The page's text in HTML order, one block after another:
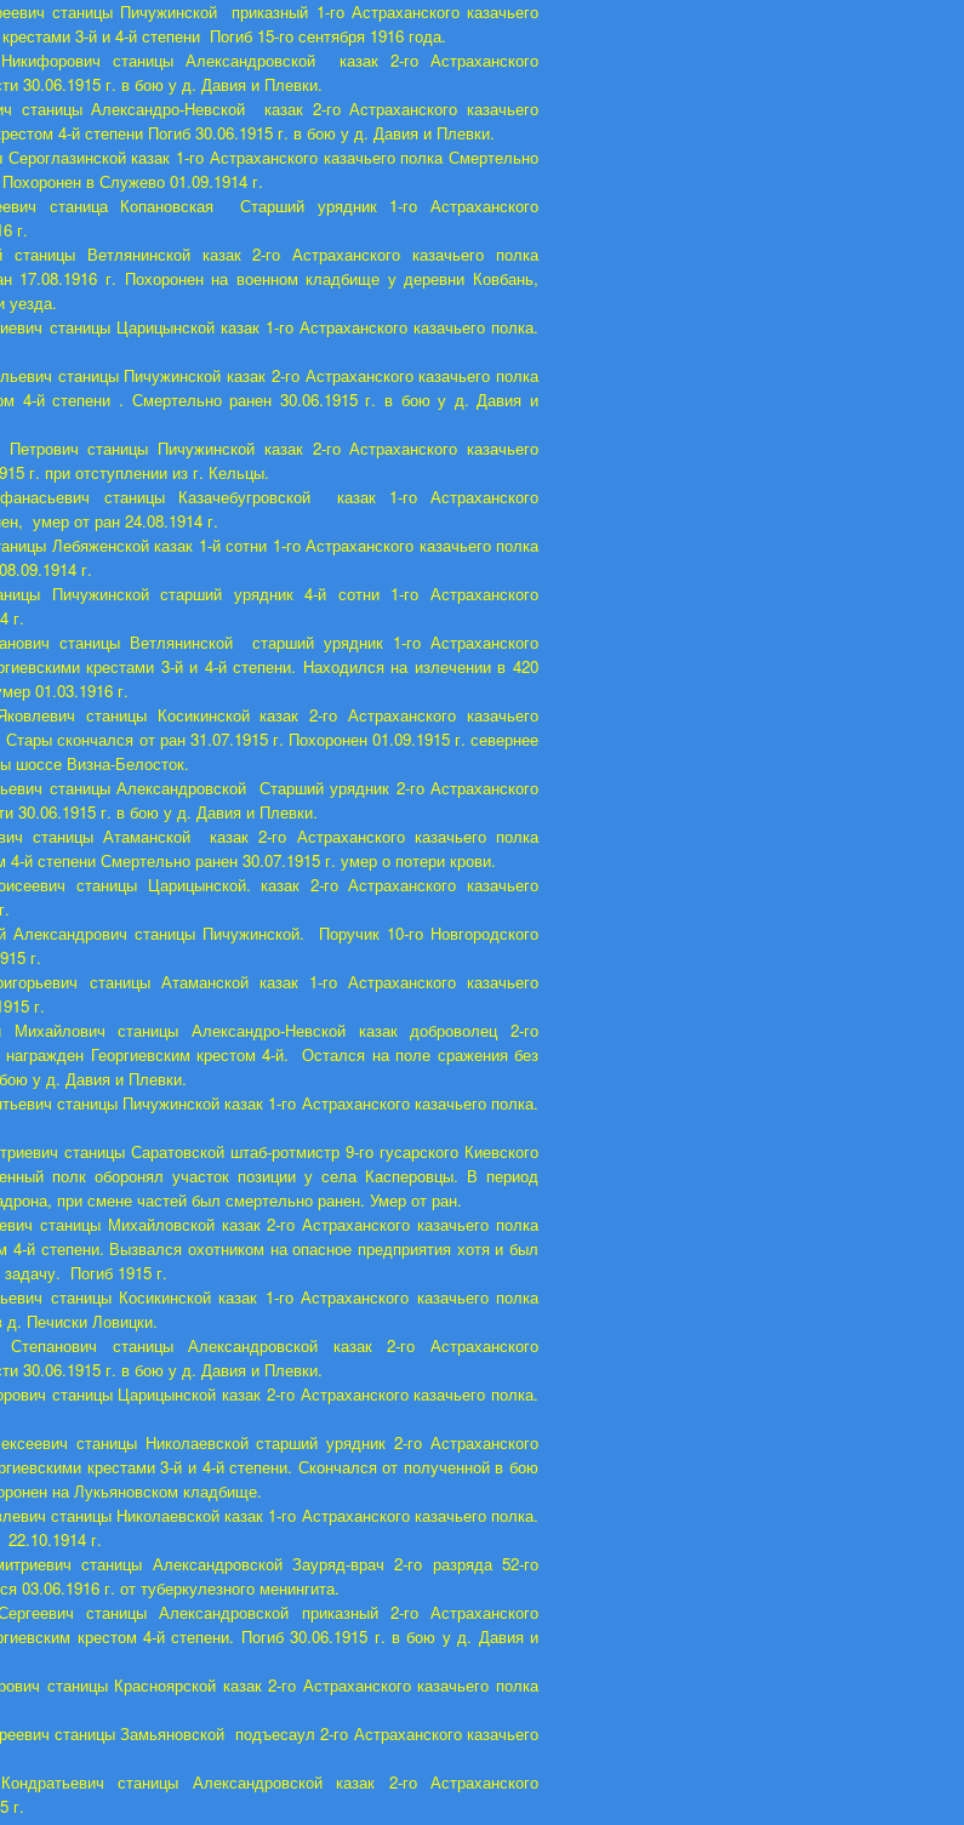
станицы Пичужинской приказный 1-го Астраханского казачьего
3-й и 4-й степени Погиб 15-го сентября 1916 года.
станицы Александровской казак 2-го Астраханского
30.06.1915 г. в бою у д. Давия и Плевки.
Александро-Невской казак 2-го Астраханского казачьего
4-й степени Погиб 30.06.1915 г. в бою у д. Давия и Плевки.
казак 1-го Астраханского казачьего полка Смертельно
в Служево 01.09.1914 г.
станица Копановская Старший урядник 1-го Астраханского
г.
Ветлянинской казак 2-го Астраханского казачьего полка
17.08.1916 г. Похоронен на военном кладбище у деревни Ковбань,
уезда.
станицы Царицынской казак 1-го Астраханского казачьего полка.
станицы Пичужинской казак 2-го Астраханского казачьего полка
4-й степени . Смертельно ранен 30.06.1915 г. в бою у д. Давия и
станицы Пичужинской казак 2-го Астраханского казачьего
г. при отступлении из г. Кельцы.
станицы Казачебугровской казак 1-го Астраханского
умер от ран 24.08.1914 г.
Лебяженской казак 1-й сотни 1-го Астраханского казачьего полка
г.
Пичужинской старший урядник 4-й сотни 1-го Астраханского
г.
станицы Ветлянинской старший урядник 1-го Астраханского
крестами 3-й и 4-й степени. Находился на излечении в 420
01.03.1916 г.
станицы Косикинской казак 2-го Астраханского казачьего
скончался от ран 31.07.1915 г. Похоронен 01.09.1915 г. севернее
шоссе Визна-Белосток.
станицы Александровской Старший урядник 2-го Астраханского
30.06.1915 г. в бою у д. Давия и Плевки.
станицы Атаманской казак 2-го Астраханского казачьего полка
4-й степени Смертельно ранен 30.07.1915 г. умер о потери крови.
станицы Царицынской. казак 2-го Астраханского казачьего
станицы Пичужинской. Поручик 10-го Новгородского
г.
станицы Атаманской казак 1-го Астраханского казачьего
г.
станицы Александро-Невской казак доброволец 2-го
награжден Георгиевским крестом 4-й. Остался на поле сражения без
у д. Давия и Плевки.
станицы Пичужинской казак 1-го Астраханского казачьего полка.
станицы Саратовской штаб-ротмистр 9-го гусарского Киевского
полк оборонял участок позиции у села Касперовцы. В период
при смене частей был смертельно ранен. Умер от ран.
станицы Михайловской казак 2-го Астраханского казачьего полка
4-й степени. Вызвался охотником на опасное предприятия хотя и был
Погиб 1915 г.
станицы Косикинской казак 1-го Астраханского казачьего полка
Печиски Ловицки.
станицы Александровской казак 2-го Астраханского
30.06.1915 г. в бою у д. Давия и Плевки.
станицы Царицынской казак 2-го Астраханского казачьего полка.
станицы Николаевской старший урядник 2-го Астраханского
крестами 3-й и 4-й степени. Скончался от полученной в бою
на Лукьяновском кладбище.
станицы Николаевской казак 1-го Астраханского казачьего полка.
г.
станицы Александровской Зауряд-врач 2-го разряда 52-го
03.06.1916 г. от туберкулезного менингита.
станицы Александровской приказный 2-го Астраханского
крестом 4-й степени. Погиб 30.06.1915 г. в бою у д. Давия и
станицы Красноярской казак 2-го Астраханского казачьего полка
станицы Замьяновской подъесаул 2-го Астраханского казачьего
станицы Александровской казак 2-го Астраханского
г.